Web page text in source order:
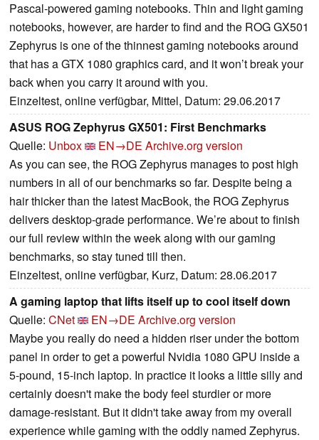
Pascal-powered gaming notebooks. Thin and light gaming
notebooks, however, are harder to find and the ROG GX501
Zephyrus is one of the thinnest gaming notebooks around
that has a GTX 1080 graphics card, and it won’t break your
back when you carry it around with you.
Einzeltest, online verfügbar, Mittel, Datum: 29.06.2017
ASUS ROG Zephyrus GX501: First Benchmarks
Quelle: Unbox EN→DE Archive.org version
As you can see, the ROG Zephyrus manages to post high
numbers in all of our benchmarks so far. Despite being a
hair thicker than the latest MacBook, the ROG Zephyrus
delivers desktop-grade performance. We’re about to finish
our full review within the week along with our gaming
benchmarks, so stay tuned till then.
Einzeltest, online verfügbar, Kurz, Datum: 28.06.2017
A gaming laptop that lifts itself up to cool itself down
Quelle: CNet EN→DE Archive.org version
Maybe you really do need a hidden riser under the bottom
panel in order to get a powerful Nvidia 1080 GPU inside a
5-pound, 15-inch laptop. In practice it looks a little silly and
certainly doesn't make the body feel sturdier or more
damage-resistant. But it didn't take away from my overall
experience while gaming with the oddly named Zephyrus.